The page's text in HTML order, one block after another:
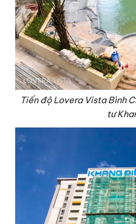
Tiến độ Lovera Vista Bình
tư